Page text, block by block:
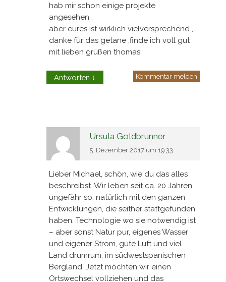
hab mir schon einige projekte
angesehen ,
aber eures ist wirklich vielversprechend ,
danke für das getane ,finde ich voll gut
mit lieben grüßen thomas
Antworten ↓ Kommentar melden
Ursula Goldbrunner
5. Dezember 2017 um 19:33
Lieber Michael, schön, wie du das alles
beschreibst. Wir leben seit ca. 20 Jahren
ungefähr so, natürlich mit den ganzen
Entwicklungen, die seither stattgefunden
haben. Technologie wo sie notwendig ist
– aber sonst Natur pur, eigenes Wasser
und eigener Strom, gute Luft und viel
Land drumrum, im südwestspanischen
Bergland. Jetzt möchten wir einen
Ortswechsel vollziehen und das